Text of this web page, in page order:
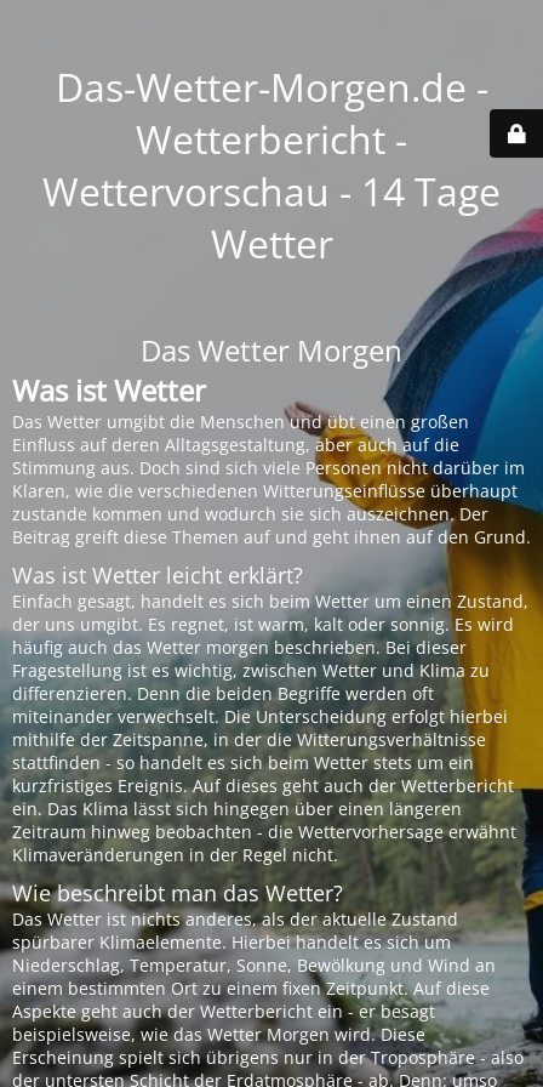
Das-Wetter-Morgen.de -
Wetterbericht -
Wettervorschau - 14 Tage
Wetter
Das Wetter Morgen
Was ist Wetter
Das Wetter umgibt die Menschen und übt einen großen
Einfluss auf deren Alltagsgestaltung, aber auch auf die
Stimmung aus. Doch sind sich viele Personen nicht darüber im
Klaren, wie die verschiedenen Witterungseinflüsse überhaupt
zustande kommen und wodurch sie sich auszeichnen. Der
Beitrag greift diese Themen auf und geht ihnen auf den Grund.
Was ist Wetter leicht erklärt?
Einfach gesagt, handelt es sich beim Wetter um einen Zustand,
der uns umgibt. Es regnet, ist warm, kalt oder sonnig. Es wird
häufig auch das Wetter morgen beschrieben. Bei dieser
Fragestellung ist es wichtig, zwischen Wetter und Klima zu
differenzieren. Denn die beiden Begriffe werden oft
miteinander verwechselt. Die Unterscheidung erfolgt hierbei
mithilfe der Zeitspanne, in der die Witterungsverhältnisse
stattfinden - so handelt es sich beim Wetter stets um ein
kurzfristiges Ereignis. Auf dieses geht auch der Wetterbericht
ein. Das Klima lässt sich hingegen über einen längeren
Zeitraum hinweg beobachten - die Wettervorhersage erwähnt
Klimaveränderungen in der Regel nicht.
Wie beschreibt man das Wetter?
Das Wetter ist nichts anderes, als der aktuelle Zustand
spürbarer Klimaelemente. Hierbei handelt es sich um
Niederschlag, Temperatur, Sonne, Bewölkung und Wind an
einem bestimmten Ort zu einem fixen Zeitpunkt. Auf diese
Aspekte geht auch der Wetterbericht ein - er besagt
beispielsweise, wie das Wetter Morgen wird. Diese
Erscheinung spielt sich übrigens nur in der Troposphäre - also
der untersten Schicht der Erdatmosphäre - ab. Denn: umso